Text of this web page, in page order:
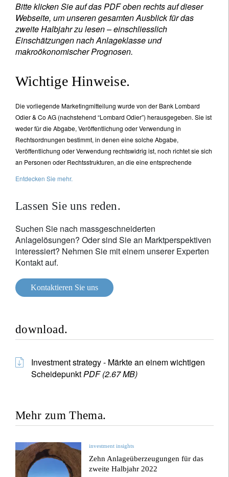
Bitte klicken Sie auf das PDF oben rechts auf dieser
Webseite, um unseren gesamten Ausblick für das
zweite Halbjahr zu lesen – einschliesslich
Einschätzungen nach Anlageklasse und
makroökonomischer Prognosen.
Wichtige Hinweise.
Die vorliegende Marketingmitteilung wurde von der Bank Lombard
Odier & Co AG (nachstehend “Lombard Odier”) herausgegeben. Sie ist
weder für die Abgabe, Veröffentlichung oder Verwendung in
Rechtsordnungen bestimmt, in denen eine solche Abgabe,
Veröffentlichung oder Verwendung rechtswidrig ist, noch richtet sie sich
an Personen oder Rechtsstrukturen, an die eine entsprechende
Entdecken Sie mehr.
Lassen Sie uns reden.
Suchen Sie nach massgeschneiderten
Anlagelösungen? Oder sind Sie an Marktperspektiven
interessiert? Nehmen Sie mit einem unserer Experten
Kontakt auf.
Kontaktieren Sie uns
download.
Investment strategy - Märkte an einem wichtigen
ScheidepunktPDF (2.67 MB)
Mehr zum Thema.
investment insights
Zehn Anlageüberzeugungen für das
zweite Halbjahr 2022